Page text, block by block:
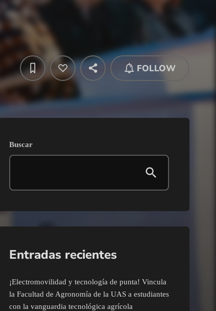
FOLLOW
Buscar
Entradas recientes
¡Electromovilidad y tecnología de punta! Vincula
la Facultad de Agronomía de la UAS a estudiantes
con la vanguardia tecnológica agrícola